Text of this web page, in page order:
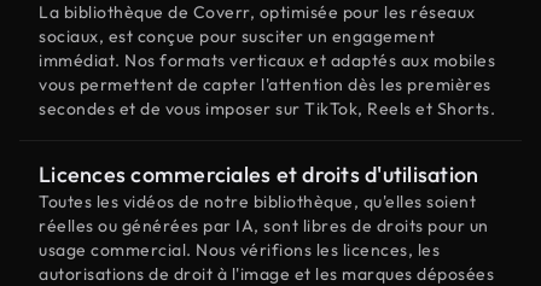
La bibliothèque de Coverr, optimisée pour les réseaux
sociaux, est conçue pour susciter un engagement
immédiat. Nos formats verticaux et adaptés aux mobiles
vous permettent de capter l'attention dès les premières
secondes et de vous imposer sur TikTok, Reels et Shorts.
Licences commerciales et droits d'utilisation
Toutes les vidéos de notre bibliothèque, qu'elles soient
réelles ou générées par IA, sont libres de droits pour un
usage commercial. Nous vérifions les licences, les
autorisations de droit à l'image et les marques déposées